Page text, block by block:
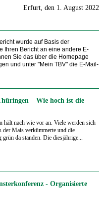
Erfurt, den 1. August 2022
wurde auf Basis der
Ihren Bericht an eine andere E-
Sie das über die Homepage
und unter "Mein TBV" die E-Mail-
– Wie hoch ist die
hält nach wie vor an. Viele werden sich
der Mais verkümmerte und die
da standen. Die diesjährige...
- Organisierte